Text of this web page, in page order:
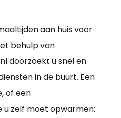
aan huis voor
behulp van
doorzoekt u snel en
in de buurt. Een
of een
zelf moet opwarmen: